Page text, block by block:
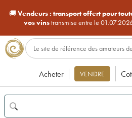
🚚Vendeurs : transport offert pour
vos vinstransmise entre le
Acheter VENDRE